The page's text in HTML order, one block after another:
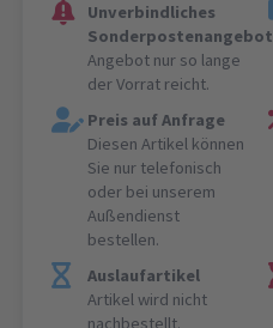
Unverbindliches
Sonderpostenangebot
Angebot nur so lange
der Vorrat reicht.
Preis auf Anfrage
Diesen Artikel können
Sie nur telefonisch
oder bei unserem
Außendienst
bestellen.
Auslaufartikel
Artikel wird nicht
nachbestellt.